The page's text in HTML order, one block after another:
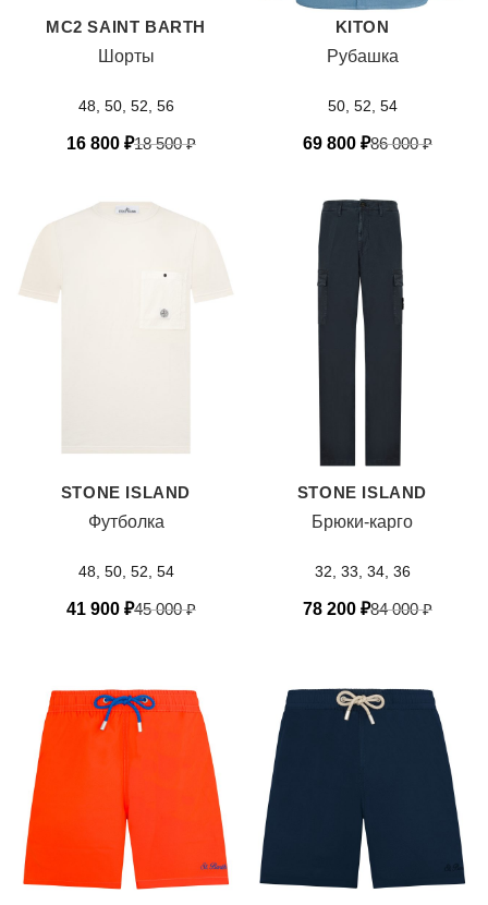
MC2 SAINT BARTH
Шорты
48, 50, 52, 56
18 500₽
16 800 ₽
KITON
Рубашка
50, 52, 54
69 800 ₽86 000₽
STONE ISLAND
Футболка
48, 50, 52, 54
45 000₽
41 900 ₽
STONE ISLAND
Брюки-карго
32, 33, 34, 36
84 000₽
78 200 ₽